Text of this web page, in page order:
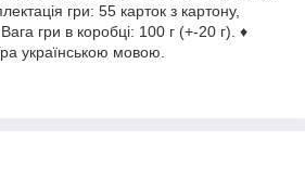
гри: 55 карток з картону,
гри в коробці: 100 г (+-20 г). ♦
українською мовою.